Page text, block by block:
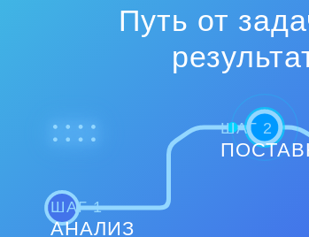
Путь от
ШАГ 1
АНАЛИЗ
ШАГ 2